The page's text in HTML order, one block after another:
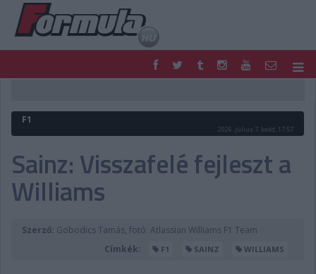
FORMULA
MOTOR
PODCAST
SHOP
LIVE
DIGITÁLIS MAGAZIN
F1
2026. július 7. kedd, 17:57
Sainz: Visszafelé fejleszt a
Williams
Szerző: Gobodics Tamás, fotó: Atlassian Williams F1 Team
Címkék:
F1 SAINZ WILLIAMS